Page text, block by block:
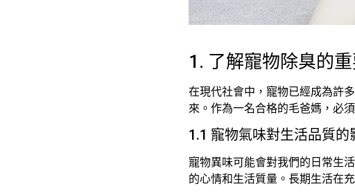
1. 了解寵物除臭的
在現代社會中，寵物已經成為許
來。作為一名合格的毛爸媽，必
1.1 寵物氣味對生活品質的
寵物異味可能會對我們的日常生
的心情和生活質量。長期生活在